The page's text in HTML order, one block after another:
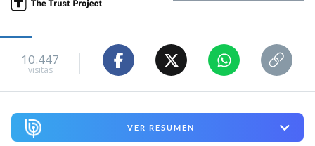
10.447
visitas
VER RESUMEN